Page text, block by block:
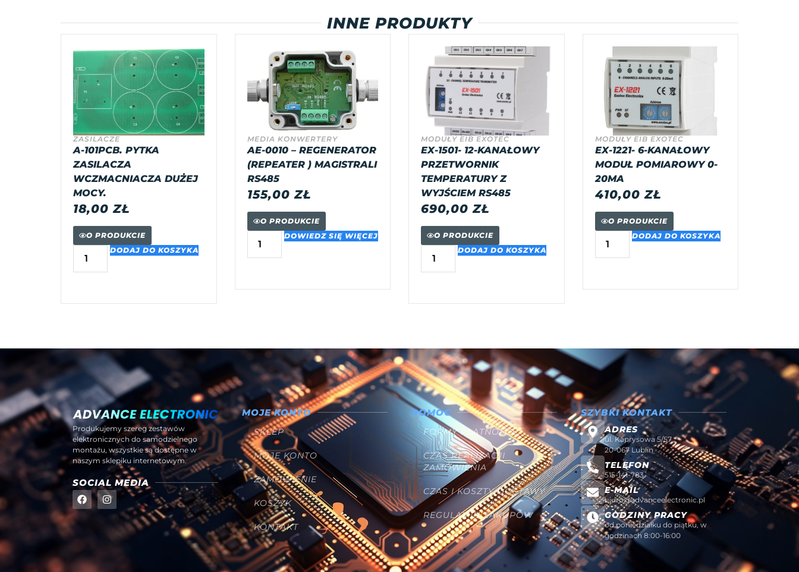
INNE PRODUKTY
ZASILACZE
A-101PCB. PYTKA
ZASILACZA
WCZMACNIACZA DUŻEJ
MOCY.
18,00ZŁ
O PRODUKCIE
DODAJ DO KOSZYKA
MEDIA KONWERTERY
AE-0010 – REGENERATOR
(REPEATER ) MAGISTRALI
RS485
155,00ZŁ
O PRODUKCIE
DOWIEDZ SIĘ WIĘCEJ
MODUŁY EIB EXOTEC
EX-1501- 12-KANAŁOWY
PRZETWORNIK
TEMPERATURY Z
WYJŚCIEM RS485
690,00ZŁ
O PRODUKCIE
DODAJ DO KOSZYKA
MODUŁY EIB EXOTEC
EX-1221- 6-KANAŁOWY
MODUŁ POMIAROWY 0-
20MA
410,00ZŁ
O PRODUKCIE
DODAJ DO KOSZYKA
Produkujemy szereg zestawów
elektronicznych do samodzielnego
montażu, wszystkie są dostępne w
naszym sklepiku internetowym.
SOCIAL MEDIA
MOJE KONTO
SKLEP
MOJE KONTO
ZAMÓWIENIE
KOSZYK
KONTAKT
POMOC
FORMY PŁATNOŚCI
CZAS REALIZACJI
ZAMÓWIENIA
CZAS I KOSZTY DOSTAWY
REGULAMIN ZAKUPÓW
SZYBKI KONTAKT
ADRES
ul. Kaprysowa 5/57
20-067 Lublin
TELEFON
515-141-783
E-MAIL
biuro@advanceelectronic.pl
GODZINY PRACY
od poniedziałku do piątku, w
godzinach 8:00-16:00